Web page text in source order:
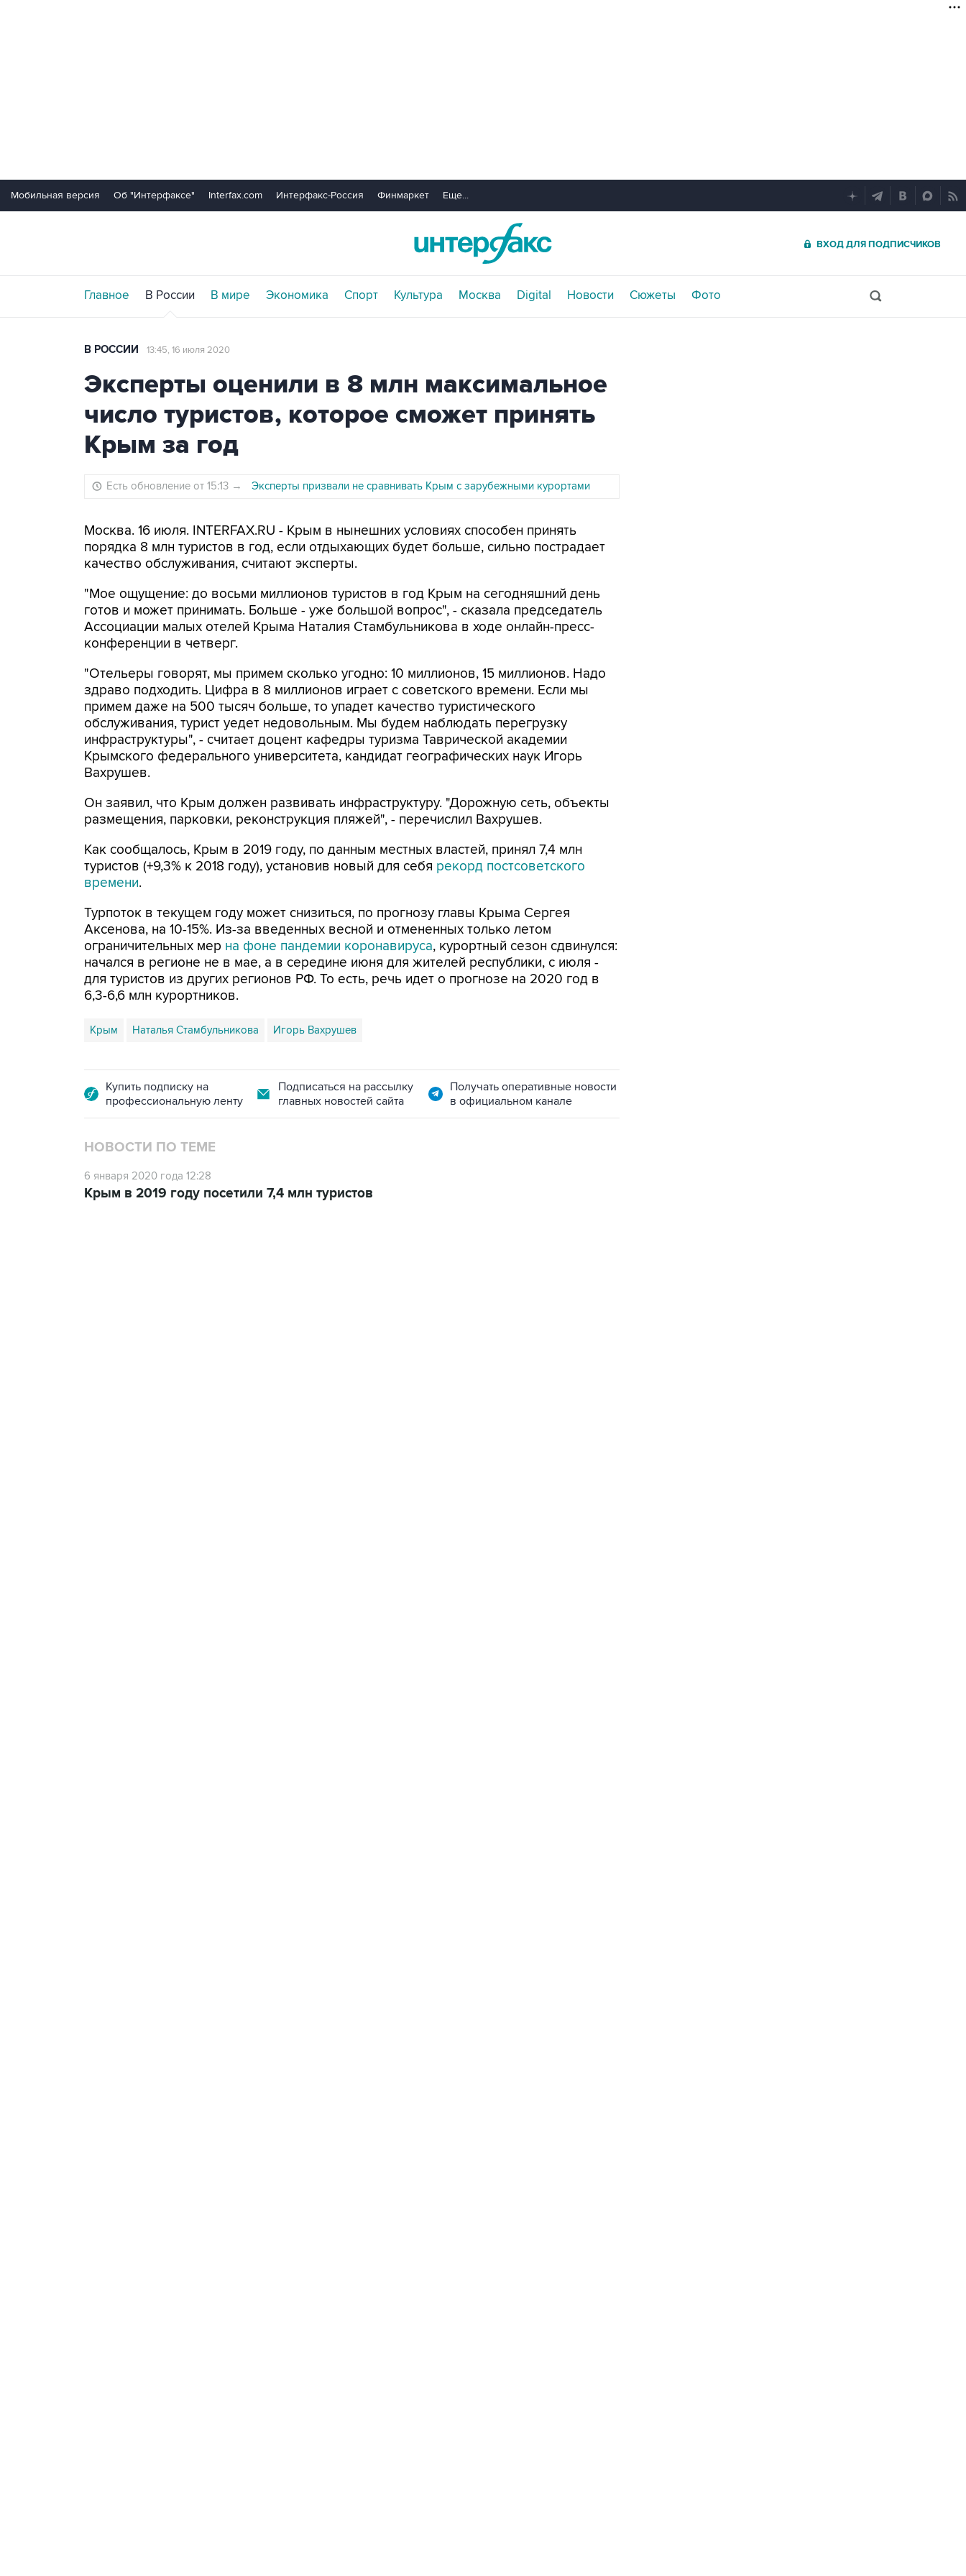
Мобильная версия Об "Интерфаксе" Interfax.com Интерфакс-Россия Финмаркет Еще...
ВХОД ДЛЯ ПОДПИСЧИКОВ
Главное В России В мире Экономика Спорт Культура Москва Digital Новости Сюжеты Фото
В РОССИИ 13:45, 16 июля 2020
Эксперты оценили в 8 млн максимальное
число туристов, которое сможет принять
Крым за год
Есть обновление от 15:13 → Эксперты призвали не сравнивать Крым с зарубежными курортами
Москва. 16 июля. INTERFAX.RU - Крым в нынешних условиях способен принять
порядка 8 млн туристов в год, если отдыхающих будет больше, сильно пострадает
качество обслуживания, считают эксперты.
"Мое ощущение: до восьми миллионов туристов в год Крым на сегодняшний день
готов и может принимать. Больше - уже большой вопрос", - сказала председатель
Ассоциации малых отелей Крыма Наталия Стамбульникова в ходе онлайн-пресс-
конференции в четверг.
"Отельеры говорят, мы примем сколько угодно: 10 миллионов, 15 миллионов. Надо
здраво подходить. Цифра в 8 миллионов играет с советского времени. Если мы
примем даже на 500 тысяч больше, то упадет качество туристического
обслуживания, турист уедет недовольным. Мы будем наблюдать перегрузку
инфраструктуры", - считает доцент кафедры туризма Таврической академии
Крымского федерального университета, кандидат географических наук Игорь
Вахрушев.
Он заявил, что Крым должен развивать инфраструктуру. "Дорожную сеть, объекты
размещения, парковки, реконструкция пляжей", - перечислил Вахрушев.
Как сообщалось, Крым в 2019 году, по данным местных властей, принял 7,4 млн
туристов (+9,3% к 2018 году), установив новый для себя рекорд постсоветского
времени.
Турпоток в текущем году может снизиться, по прогнозу главы Крыма Сергея
Аксенова, на 10-15%. Из-за введенных весной и отмененных только летом
ограничительных мер на фоне пандемии коронавируса, курортный сезон сдвинулся:
начался в регионе не в мае, а в середине июня для жителей республики, с июля -
для туристов из других регионов РФ. То есть, речь идет о прогнозе на 2020 год в
6,3-6,6 млн курортников.
Крым Наталья Стамбульникова Игорь Вахрушев
Купить подписку на
профессиональную ленту
Подписаться на рассылку
главных новостей сайта
Получать оперативные новости
в официальном канале
НОВОСТИ ПО ТЕМЕ
6 января 2020 года 12:28
Крым в 2019 году посетили 7,4 млн туристов